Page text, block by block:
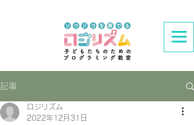
記事
ロジリズム
2022年12月31日